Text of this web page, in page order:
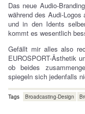
Das neue Audio-
während des Audi-
und in den Idents
kommt es wesentlich
Gefällt mir alles also
EUROSPORT-Ästhetik
ob beides
spiegeln sich jedenfalls
Tags Broadcasting-Design